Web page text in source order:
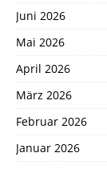
Juni 2026
Mai 2026
April 2026
März 2026
Februar 2026
Januar 2026